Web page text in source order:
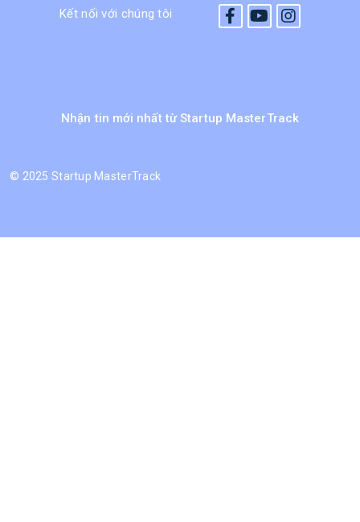
Kết nối với chúng tôi
Nhận tin mới nhất từ Startup MasterTrack
© 2025 Startup MasterTrack